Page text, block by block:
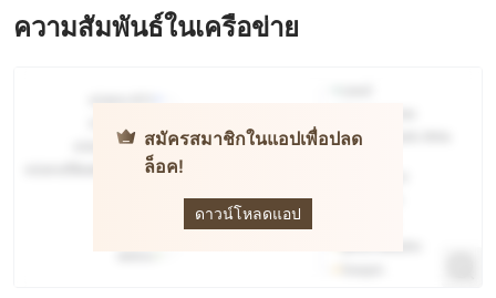
ความสัมพันธ์ในเครือข่าย
สมัครสมาชิกในแอปเพื่อปลด
ล็อค!
ดาวน์โหลดแอป